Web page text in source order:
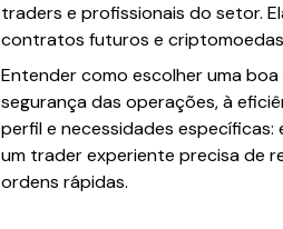
traders e profissionais do setor.
contratos futuros e
Entender como escolher uma
segurança das operações, à
perfil e necessidades
um trader experiente precisa de
ordens rápidas.